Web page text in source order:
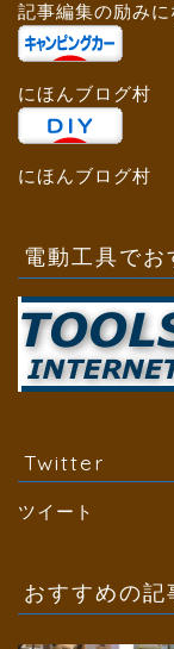
記事編集の励み
にほんブログ村
にほんブログ村
電動工具でお
Twitter
ツイート
おすすめの記